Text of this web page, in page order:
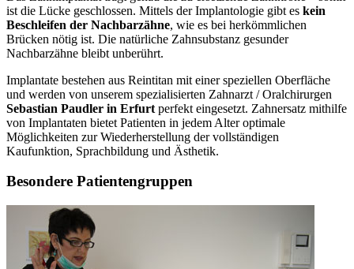
ist die Lücke geschlossen. Mittels der Implantologie gibt es kein
Beschleifen der Nachbarzähne, wie es bei herkömmlichen
Brücken nötig ist. Die natürliche Zahnsubstanz gesunder
Nachbarzähne bleibt unberührt.
Implantate bestehen aus Reintitan mit einer speziellen Oberfläche
und werden von unserem spezialisierten Zahnarzt / Oralchirurgen
Sebastian Paudler in Erfurt perfekt eingesetzt. Zahnersatz mithilfe
von Implantaten bietet Patienten in jedem Alter optimale
Möglichkeiten zur Wiederherstellung der vollständigen
Kaufunktion, Sprachbildung und Ästhetik.
Besondere Patientengruppen